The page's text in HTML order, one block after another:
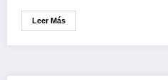
Leer Más